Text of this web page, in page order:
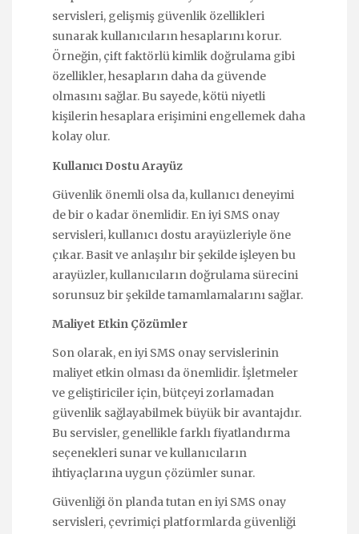
servisleri, gelişmiş güvenlik özellikleri
sunarak kullanıcıların hesaplarını korur.
Örneğin, çift faktörlü kimlik doğrulama gibi
özellikler, hesapların daha da güvende
olmasını sağlar. Bu sayede, kötü niyetli
kişilerin hesaplara erişimini engellemek daha
kolay olur.
Kullanıcı Dostu Arayüz
Güvenlik önemli olsa da, kullanıcı deneyimi
de bir o kadar önemlidir. En iyi SMS onay
servisleri, kullanıcı dostu arayüzleriyle öne
çıkar. Basit ve anlaşılır bir şekilde işleyen bu
arayüzler, kullanıcıların doğrulama sürecini
sorunsuz bir şekilde tamamlamalarını sağlar.
Maliyet Etkin Çözümler
Son olarak, en iyi SMS onay servislerinin
maliyet etkin olması da önemlidir. İşletmeler
ve geliştiriciler için, bütçeyi zorlamadan
güvenlik sağlayabilmek büyük bir avantajdır.
Bu servisler, genellikle farklı fiyatlandırma
seçenekleri sunar ve kullanıcıların
ihtiyaçlarına uygun çözümler sunar.
Güvenliği ön planda tutan en iyi SMS onay
servisleri, çevrimiçi platformlarda güvenliği